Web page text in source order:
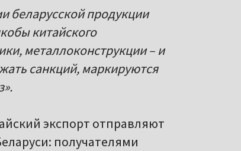
беларусской продукции
китайского
металлоконструкции – и
санкций, маркируются
экспорт отправляют
получателями